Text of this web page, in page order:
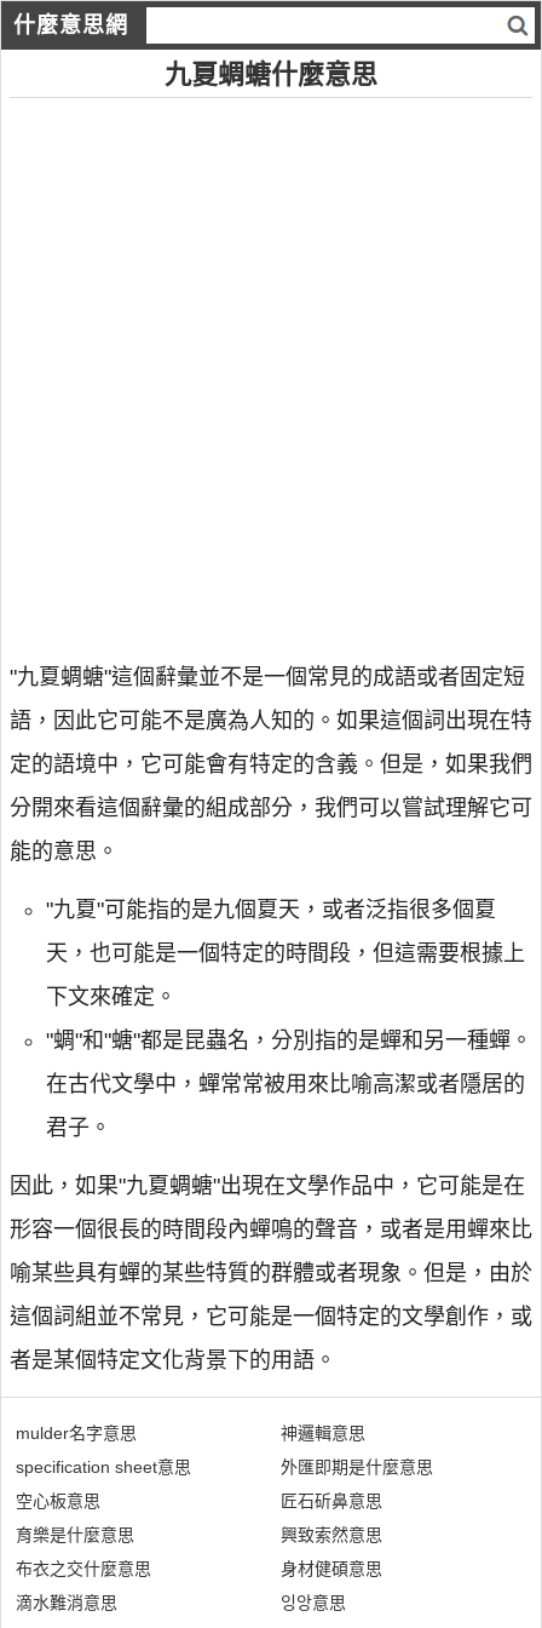
什麼意思網
九夏蜩螗什麼意思
"九夏蜩螗"這個辭彙並不是一個常見的成語或者固定短
語，因此它可能不是廣為人知的。如果這個詞出現在特
定的語境中，它可能會有特定的含義。但是，如果我們
分開來看這個辭彙的組成部分，我們可以嘗試理解它可
能的意思。
"九夏"可能指的是九個夏天，或者泛指很多個夏
天，也可能是一個特定的時間段，但這需要根據上
下文來確定。
"蜩"和"螗"都是昆蟲名，分別指的是蟬和另一種蟬。
在古代文學中，蟬常常被用來比喻高潔或者隱居的
君子。
因此，如果"九夏蜩螗"出現在文學作品中，它可能是在
形容一個很長的時間段內蟬鳴的聲音，或者是用蟬來比
喻某些具有蟬的某些特質的群體或者現象。但是，由於
這個詞組並不常見，它可能是一個特定的文學創作，或
者是某個特定文化背景下的用語。
mulder名字意思
specification sheet意思
空心板意思
育樂是什麼意思
布衣之交什麼意思
滴水難消意思
神邏輯意思
外匯即期是什麼意思
匠石斫鼻意思
興致索然意思
身材健碩意思
잉앙意思